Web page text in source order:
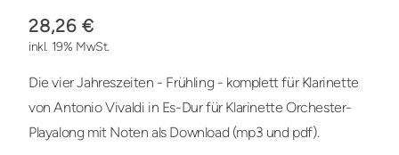
28,26 €
inkl. 19% MwSt.
Die vier Jahreszeiten - Frühling - komplett für Klarinette
von Antonio Vivaldi in Es-Dur für Klarinette Orchester-
Playalong mit Noten als Download (mp3 und pdf).